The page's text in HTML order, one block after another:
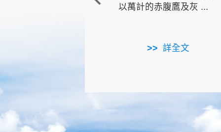
以萬計的赤腹鷹及灰 ...
詳全文